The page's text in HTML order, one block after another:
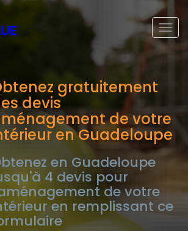
gratuitement
devis
de votre
en Guadeloupe
en Guadeloupe
4 devis pour
de votre
en remplissant ce